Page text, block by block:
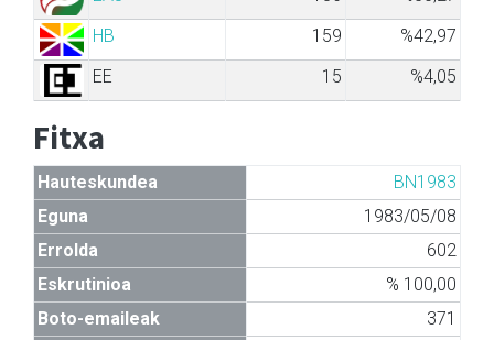
HB
159
%42,97
EE
15 %4,05
Fitxa
Hauteskundea
BN1983
Eguna
1983/05/08
Errolda
602
Eskrutinioa
% 100,00
Boto-emaileak
371